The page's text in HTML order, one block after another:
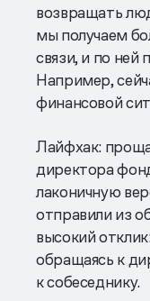
возвращать
мы получаем
связи, и по
Например,
финансовой
Лайфхак:
директора
лаконичную
отправили из
высокий
обращаясь к
к собеседнику.